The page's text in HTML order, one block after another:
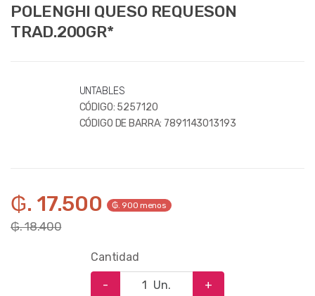
POLENGHI QUESO REQUESON
TRAD.200GR*
UNTABLES
CÓDIGO: 5257120
CÓDIGO DE BARRA: 7891143013193
₲. 17.500 ₲. 900 menos
₲. 18.400
Cantidad
- Un. +